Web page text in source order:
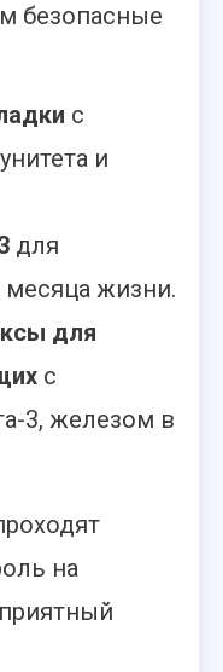
безопасные
с
и
для
жизни.
для
с
3, железом в
на